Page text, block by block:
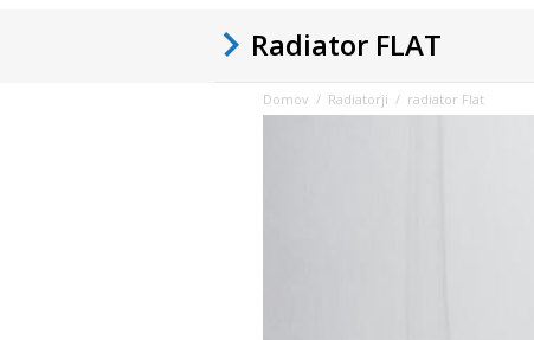
Radiator FLAT
Domov / Radiatorji / radiator Flat